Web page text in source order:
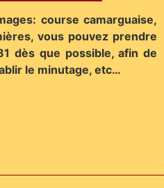
course camarguaise,
vous pouvez prendre
dès que possible, afin de
le minutage, etc…